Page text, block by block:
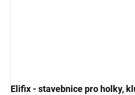
Elifix - stavebnice pro holky,